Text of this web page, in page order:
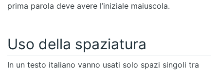
prima parola deve avere l’iniziale maiuscola.
Uso della spaziatura
In un testo italiano vanno usati solo spazi singoli tra